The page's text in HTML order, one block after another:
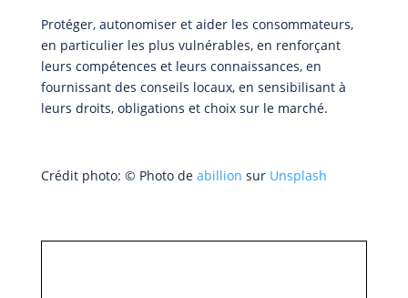
Protéger, autonomiser et aider les consommateurs,
en particulier les plus vulnérables, en renforçant
leurs compétences et leurs connaissances, en
fournissant des conseils locaux, en sensibilisant à
leurs droits, obligations et choix sur le marché.
Crédit photo: © Photo de abillion sur Unsplash